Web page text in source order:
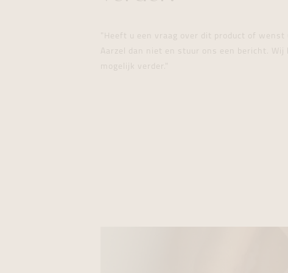
"Heeft u een vraag over dit product of wenst
Aarzel dan niet en stuur ons een bericht. Wij
mogelijk verder."